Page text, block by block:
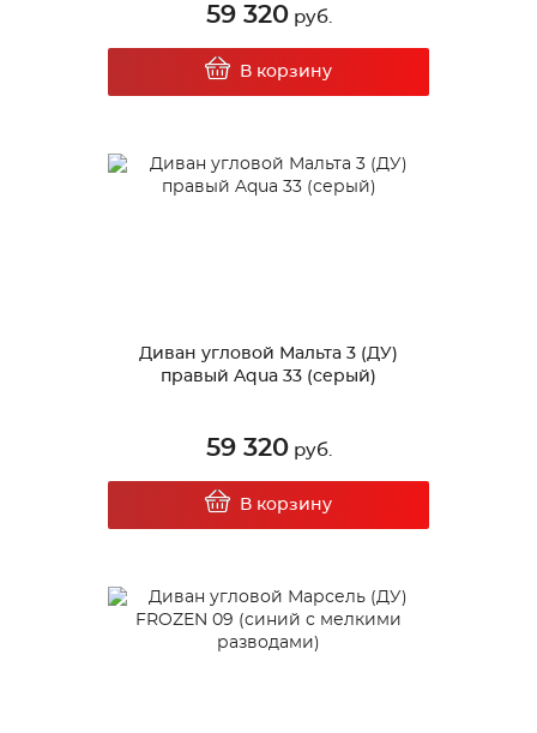
59 320руб.
В корзину
Диван угловой Мальта 3 (ДУ)
правый Aqua 33 (серый)
59 320руб.
В корзину